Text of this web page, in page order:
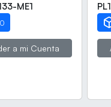
/ Apertura
connect /
Departamento /
Mifare / 1
/ Soporta
ME1
a mi Cuenta